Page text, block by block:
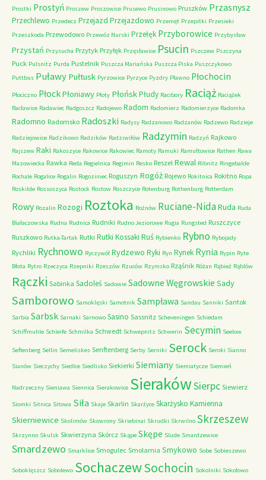
Prostki Prostyń Proszew Proszowice Prusewo Prusinowo Pruszków Przasnysz
Przechlewo Przedecz Przejazd Przejazdowo Przemęt Przepitki Przesieki
Przeszkoda Przewodowo Przewóz Nurski Przełęk Przyborowice Przybysław
Przystań Przysucha Przytyk Przyłęk Przęsławice Psucin Pszczew Pszczyna
Puck Pulsnitz Purda Pustelnik Puszcza Mariańska Puszcza Piska Puszczykowo
Puttbus Puławy Pułtusk Pyrzowice Pyrzyce Pyzdry Pławno Płochocin
Płociczno PłockPłoniawy Płoty PłońskPłudy Racibory Raciąż Raciążek
Racławice Radawiec Radgoszcz Radojewo Radom Radomierz Radomierzyce Radomka
Radomno Radomsko Radoszki Radysy Radzanowo Radzanów Radzewo Radzieje
Radziejowice Radzikowo Radzików Radziwiłów Radzymin Radzyń Rajkowo
Rajszew Raki Rakoszyce Rakowice Rakowiec Ramoty Ramuki Ramułtowice Rathen Rawa
Mazowiecka Rawka Reda Regielnica Regimin Resko Reszel Rewal Ribnitz Ringebalde
Rochale Rogalice Rogalin Rogoziniec Roguszyn Rogóż Rojewo Rokitnica Rokitno Ropa
Roskilde Rossoszyca Rostock Rostow Roszczyce Rotenburg Rothenburg Rotterdam
Rowy Rozalin Rozogi Roztoka Rożnów Ruciane-NidaRuda Ruda
Białaczowska Rudna Rudnica Rudniki Rudno Jeziorowe Rugia Rungsted Ruszczyce
Ruszkowo Rutka-Tartak Rutki Rutki Kossaki Ruś Rybienko Rybno Rybojady
Rychliki Rychnowo Ryczywół Rydzewo Ryki Ryn Rynek Rynia Rypin Ryte
Błota Rytro Rzeczyca Rzepniki Rzeszów Rzuców Rzymsko Rząśnik Różan Rąbież Rąblów
Rączki Sabinka Sadoleś Sadowie Sadowne Węgrowskie Sady
Samborowo Samoklęski Samotnik Sampława Sandau Sanniki Santok
Sarbia Sarbsk Sarnaki Sarnowo Sasino Sassnitz Scheveningen Schiedam
Schiffmuhle Schleife Schmilka Schwedt Schwepnitz Schwerin Secymin Seelow
Seftenberg Sellin Semeliskes Senftenberg Serby Serniki Serock Seroki Sianno
Sianów Sieczychy Siedlce Siedlisko Siekierki Siemiany Siemiatycze Siemień
Nadrzeczny Sieniawa Siennica Sierakowice SierakówSierpc Siewierz
Siomki Sitnica Sitowa Siła Skaje Skarlin Skarżyce Skarżysko Kamienna
Skierniewice Skolimów Skowrony Skriebinai Skrudki Skrwilno Skrzeszew
Skrzynno Skulsk Skwierzyna Skórcz Skąpe Skępe Slude Smardzewice
Smardzewo Smarklice Smogulec Smolarnia Smykowo Sobe Sobieszewo
Soboklęszcz Sobolewo SochaczewSochocin Sokolniki Sokołowo